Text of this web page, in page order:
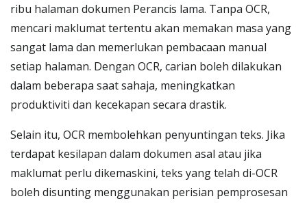
ribu halaman dokumen Perancis lama. Tanpa OCR,
mencari maklumat tertentu akan memakan masa yang
sangat lama dan memerlukan pembacaan manual
setiap halaman. Dengan OCR, carian boleh dilakukan
dalam beberapa saat sahaja, meningkatkan
produktiviti dan kecekapan secara drastik.
Selain itu, OCR membolehkan penyuntingan teks. Jika
terdapat kesilapan dalam dokumen asal atau jika
maklumat perlu dikemaskini, teks yang telah di-OCR
boleh disunting menggunakan perisian pemprosesan